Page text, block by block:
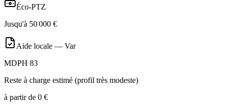
Éco-PTZ
Jusqu'à 50 000 €
Aide locale — Var
MDPH 83
Reste à charge estimé (profil très modeste)
à partir de 0 €